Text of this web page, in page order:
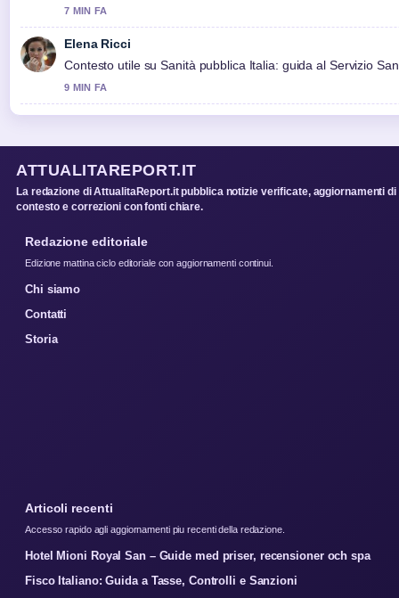
7 MIN FA
Elena Ricci
Contesto utile su Sanità pubblica Italia: guida al Servizio
9 MIN FA
ATTUALITAREPORT.IT
La redazione di AttualitaReport.it pubblica notizie verificate, aggiornamenti di
contesto e correzioni con fonti chiare.
Redazione editoriale
Edizione mattina ciclo editoriale con aggiornamenti continui.
Chi siamo
Contatti
Storia
Articoli recenti
Accesso rapido agli aggiornamenti piu recenti della redazione.
Hotel Mioni Royal San – Guide med priser, recensioner och spa
Fisco Italiano: Guida a Tasse, Controlli e Sanzioni